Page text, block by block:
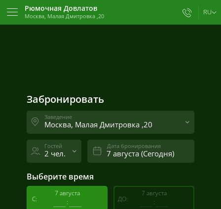
Валовая ,3
Москва
Покровка ,50/2с2
Москва
Рюмочная Довлатов
Москва, Малая Дмитровка ,20 RU
Все залы
Забронировать
Заведение
Москва, Малая Дмитровка ,20
Гостей
2 чел.
Дата бронирования
Выберите время
С:
7 августа
:
ДО:
7 августа
: